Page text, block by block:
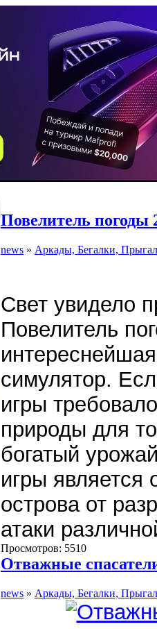
Повелитель погоды
news » Аркады, Бегалки,
Свет увидело
Повелитель
симулятор.
игры
природы для
богатый
игры является
острова от
атаки
Просмотров: 5510
Отважные
news » Аркады, Бегалки,